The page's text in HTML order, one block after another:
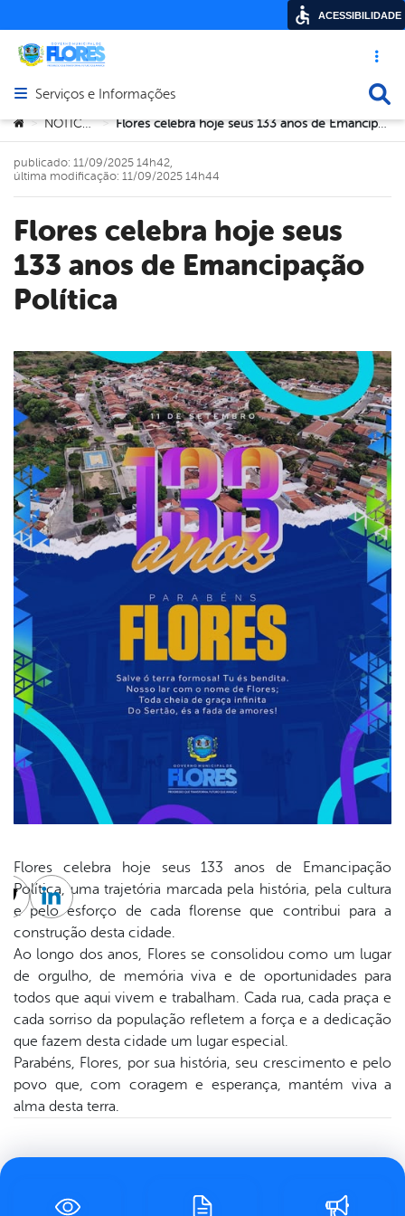
Acesso
Abrir menu principal de navegação
Serviços e Informações
Você está aqui:
> NOTICIAS > Flores celebra hoje seus 133 anos de Emancipação Política
Flores celebra hoje seus
133 anos de Emancipação
Política
publicado: 11/09/2025 14h42,
última modificação: 11/09/2025 14h44
Flores celebra hoje seus 133 anos de Emancipação
Política, uma trajetória marcada pela história, pela cultura
e pelo esforço de cada florense que contribui para a
construção desta cidade.
Ao longo dos anos, Flores se consolidou como um lugar
de orgulho, de memória viva e de oportunidades para
todos que aqui vivem e trabalham. Cada rua, cada praça e
cada sorriso da população refletem a força e a dedicação
que fazem desta cidade um lugar especial.
Parabéns, Flores, por sua história, seu crescimento e pelo
povo que, com coragem e esperança, mantém viva a
alma desta terra.
Twitter
Linkedin
ACESSIBILIDADE